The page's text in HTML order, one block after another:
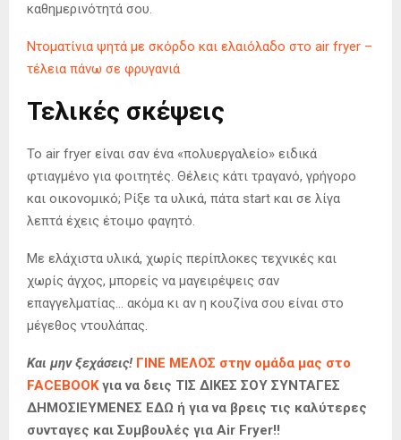
καθημερινότητά σου.
Ντοματίνια ψητά με σκόρδο και ελαιόλαδο στο air fryer –
τέλεια πάνω σε φρυγανιά
Τελικές σκέψεις
Το air fryer είναι σαν ένα «πολυεργαλείο» ειδικά
φτιαγμένο για φοιτητές. Θέλεις κάτι τραγανό, γρήγορο
και οικονομικό; Ρίξε τα υλικά, πάτα start και σε λίγα
λεπτά έχεις έτοιμο φαγητό.
Με ελάχιστα υλικά, χωρίς περίπλοκες τεχνικές και
χωρίς άγχος, μπορείς να μαγειρέψεις σαν
επαγγελματίας… ακόμα κι αν η κουζίνα σου είναι στο
μέγεθος ντουλάπας.
Και μην ξεχάσεις! ΓΙΝΕ ΜΕΛΟΣ στην ομάδα μας στο
FACEBOOKγια να δεις ΤΙΣ ΔΙΚΕΣ ΣΟΥ ΣΥΝΤΑΓΕΣ
ΔΗΜΟΣΙΕΥΜΕΝΕΣ ΕΔΩ ή για να βρεις τις καλύτερες
συνταγες και Συμβουλές για Air Fryer!!